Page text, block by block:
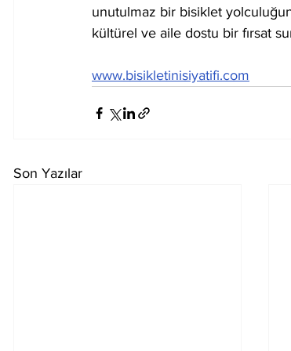
unutulmaz bir bisiklet
kültürel ve aile dostu bir fırsat
www.bisikletinisiyatifi.com
Son Yazılar